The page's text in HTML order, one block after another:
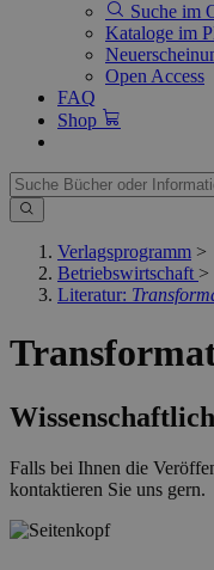
Suche im
Kataloge im
Open Access
FAQ
Shop
Verlagsprogramm >
Betriebswirtschaft >
Literatur:
Falls bei Ihnen die
kontaktieren Sie uns gern.